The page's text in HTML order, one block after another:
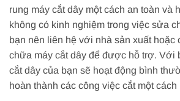
rung máy cắt dây một cách an toàn và
không có kinh nghiệm trong việc sửa
bạn nên liên hệ với nhà sản xuất hoặc
chữa máy cắt dây để được hỗ trợ. Với
cắt dây của bạn sẽ hoạt động bình
hoàn thành các công việc cắt một cách